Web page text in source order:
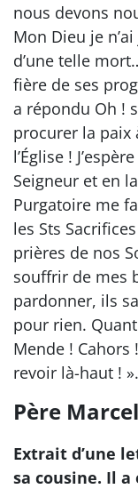
nous devons
Mon Dieu je
d’une telle
fière de ses
a répondu Oh !
procurer la paix
l’Église !
Seigneur et en
Purgatoire me
les Sts
prières de nos
souffrir de mes
pardonner, ils
pour rien.
Mende ! Cahors
revoir là-haut ! ».
Père
Extrait d’une
sa cousine. Il